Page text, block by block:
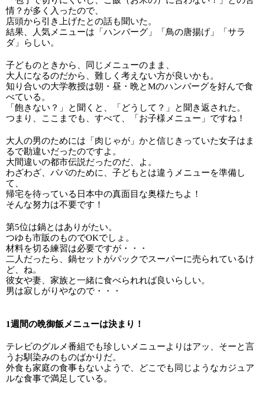
情？が多く入ったので、
店頭から引き上げたとの話も聞いた。
結果、人気メニューは「ハンバーグ」「鳥の唐揚げ」「サラ
ダ」らしい。
子どものときから、同じメニューのまま、
大人になるのだから、難しく考えない方が良いかも。
知り合いの大学教授は朝・昼・晩とMのハンバーグを好んで食
べている。
「飽きない？」と聞くと、「どうして？」と聞き返された。
つまり、ここまでも、すべて、「お子様メニュー」ですね！
大人の男のためには「肉じゃが」かと信じきっていた女子はま
るで勘違いだったのですよ。
大間違いの都市伝説だったのだ、よ。
わざわざ、パパのために、子どもとは違うメニューを準備し
て、
帰宅を待っている日本中の真面目な奥様たちよ！
そんな努力は不要です！
第5位は鍋とはありがたい。
つゆも市販のものでOKでしょ。
材料を切る練習は必要ですが・・・
二人だったら、鍋セットがパックでスーパーに売られているけ
ど、ね。
彼女や妻、家族と一緒に食べられれば良いらしい。
男は寂しがりやなので・・・
1週間の晩御飯メニューは決まり！
テレビのグルメ番組でも珍しいメニューよりはアッ、そーと言
うお馴染みのものばかりだ。
外食も家庭の食事もないようで、どこでも同じようなカジュア
ルな食事で満足している。